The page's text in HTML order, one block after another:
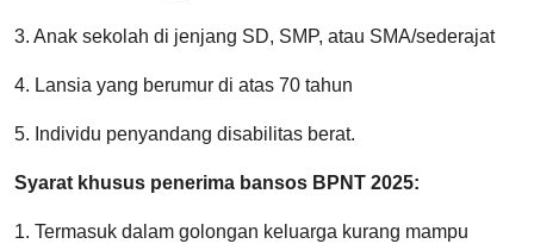
3. Anak sekolah di jenjang SD, SMP, atau SMA/sederajat
4. Lansia yang berumur di atas 70 tahun
5. Individu penyandang disabilitas berat.
Syarat khusus penerima bansos BPNT 2025:
1. Termasuk dalam golongan keluarga kurang mampu